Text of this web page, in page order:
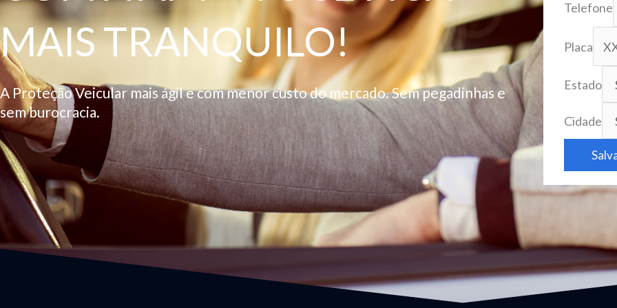
MAIS TRANQUILO!
A Proteção Veicular mais ágil e com menor custo do mercado. Sem pegadinhas e
sem burocracia.
Telefone
Placa
Estado
Cidade